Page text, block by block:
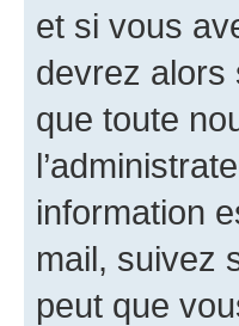
et si vous
devrez alors
que toute
information
mail, suivez
peut que